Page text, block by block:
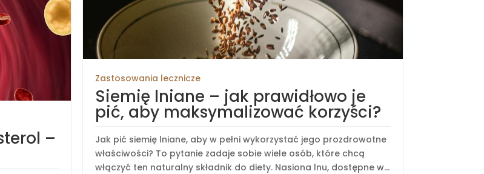
Zastosowania lecznicze
Siemię lniane – jak prawidłowo je
pić, aby maksymalizować korzyści?
Jak pić siemię lniane, aby w pełni wykorzystać jego prozdrowotne
właściwości? To pytanie zadaje sobie wiele osób, które chcą
włączyć ten naturalny składnik do diety. Nasiona lnu, dostępne w...
–